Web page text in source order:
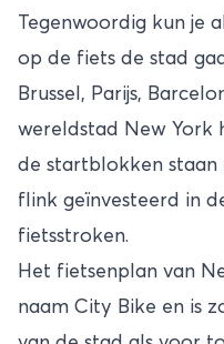
Tegenwoordig kun je
op de fiets de stad
Brussel, Parijs,
wereldstad
New York
de startblokken
flink geïnvesteerd in
fietsstroken.
Het fietsenplan van
naam City Bike en is